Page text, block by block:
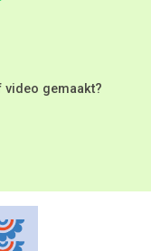
video gemaakt?